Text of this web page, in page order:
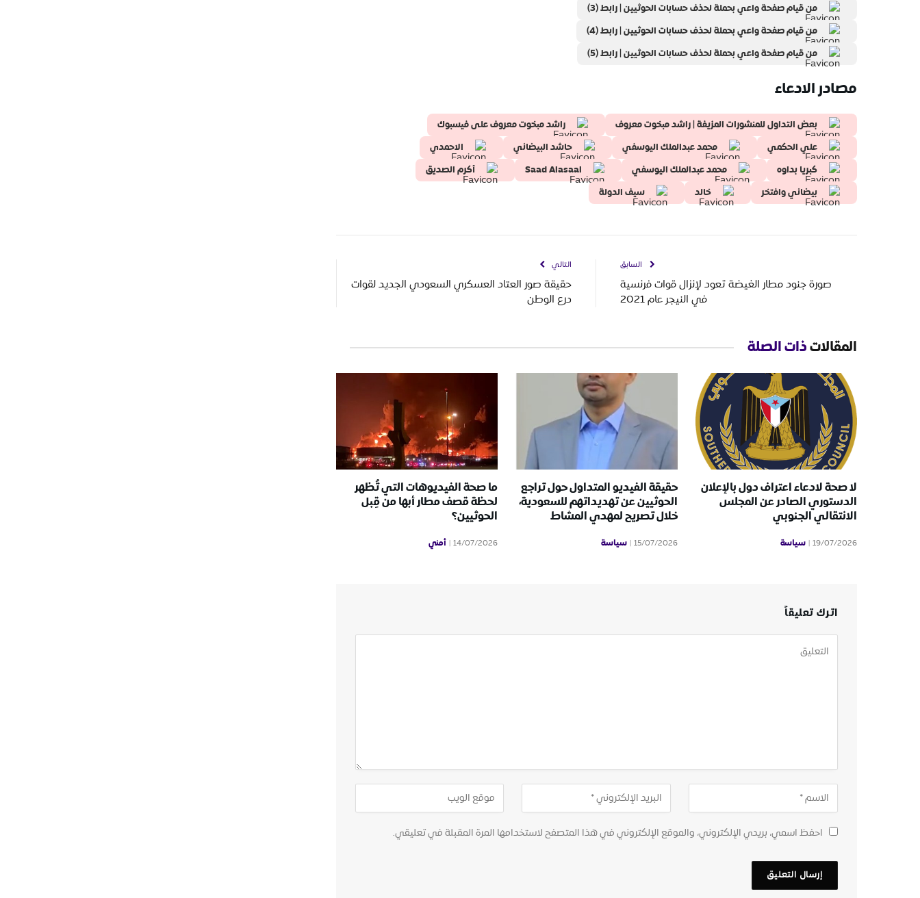
من قيام صفحة واعي بحملة لحذف حسابات الحوثيين | رابط (3)
من قيام صفحة واعي بحملة لحذف حسابات الحوثيين | رابط (4)
من قيام صفحة واعي بحملة لحذف حسابات الحوثيين | رابط (5)
مصادر الادعاء
بعض التداول للمنشورات المزيفة | راشد مبخوت معروف
راشد مبخوت معروف على فيسبوك
علي الحكمي
محمد عبدالملك اليوسفي حاشد البيضاني
الاحمدي
كبريا بداوه
محمد عبدالملك اليوسفي Saad Alasaal
أكرم الصديق
بيضاني وافتخر
خالد سيف الدولة
السابق
صورة جنود مطار الغيضة تعود لإنزال قوات فرنسية
في النيجر عام 2021
التالي
حقيقة صور العتاد العسكري السعودي الجديد لقوات
درع الوطن
المقالاتذات الصلة
لا صحة لادعاء اعتراف دول بالإعلان
الدستوري الصادر عن المجلس
الانتقالي الجنوبي
19/07/2026 سياسة
حقيقة الفيديو المتداول حول تراجع
الحوثيين عن تهديداتهم للسعودية،
خلال تصريح لمهدي المشاط
15/07/2026 سياسة
ما صحة الفيديوهات التي تُظهر
لحظة قصف مطار أبها من قِبل
الحوثيين؟
14/07/2026 أمني
اترك تعليقاً
احفظ اسمي، بريدي الإلكتروني، والموقع الإلكتروني في هذا المتصفح لاستخدامها المرة المقبلة في تعليقي.